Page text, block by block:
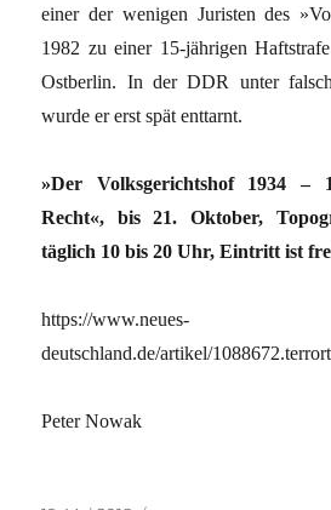
einer der wenigen Juristen des
1982 zu einer 15-jährigen
Ostberlin. In der DDR unter
wurde er erst spät enttarnt.
»Der Volksgerichtshof 1934 –
Recht«, bis 21. Oktober,
täglich 10 bis 20 Uhr, Eintritt ist
https://www.neues-
deutschland.de/artikel/
Peter Nowak